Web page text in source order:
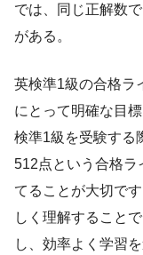
では、同じ正解数
がある。
英検準1級の合格ラ
にとって明確な目
検準1級を受験する
512点という合格ラ
てることが大切で
しく理解すること
し、効率よく学習